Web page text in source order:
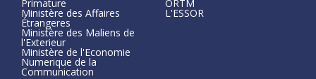
Primature
Ministère des Affaires
Étrangeres
Ministère des Maliens de
l'Exterieur
Ministère de l'Economie
Numerique de la
Communication
ORTM
L'ESSOR